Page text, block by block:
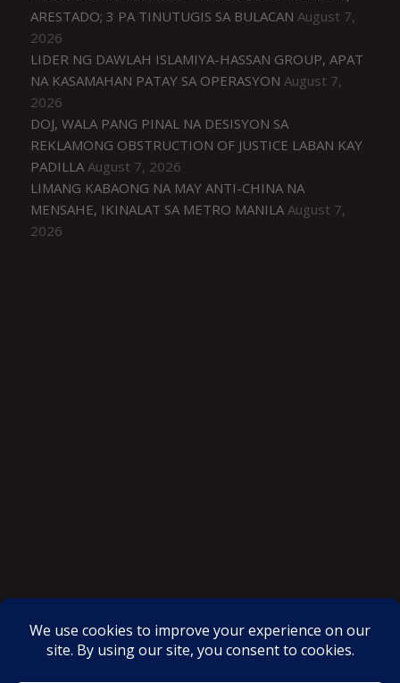
ARESTADO; 3 PA TINUTUGIS SA BULACAN August 7,
2026
LIDER NG DAWLAH ISLAMIYA-HASSAN GROUP, APAT
NA KASAMAHAN PATAY SA OPERASYON August 7,
2026
DOJ, WALA PANG PINAL NA DESISYON SA
REKLAMONG OBSTRUCTION OF JUSTICE LABAN KAY
PADILLA August 7, 2026
LIMANG KABAONG NA MAY ANTI-CHINA NA
MENSAHE, IKINALAT SA METRO MANILA August 7,
2026